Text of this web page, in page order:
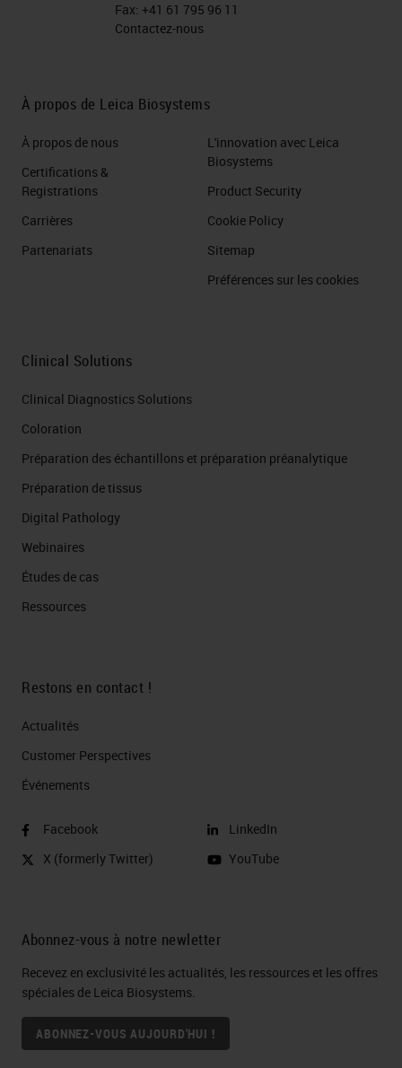
Fax: +41 61 795 96 11
Contactez-nous
À propos de Leica Biosystems
À propos de nous
Certifications &
Registrations
Carrières
Partenariats
L'innovation avec Leica
Biosystems
Product Security
Cookie Policy
Sitemap
Préférences sur les cookies
Clinical Solutions
Clinical Diagnostics Solutions
Coloration
Préparation des échantillons et préparation préanalytique
Préparation de tissus
Digital Pathology
Webinaires
Études de cas
Ressources
Restons en contact !
Actualités
Customer Perspectives​
Événements
Facebook
X (formerly Twitter)
LinkedIn
YouTube
Abonnez-vous à notre newletter
Recevez en exclusivité les actualités, les ressources et les offres
spéciales de Leica Biosystems.
ABONNEZ-VOUS AUJOURD'HUI !